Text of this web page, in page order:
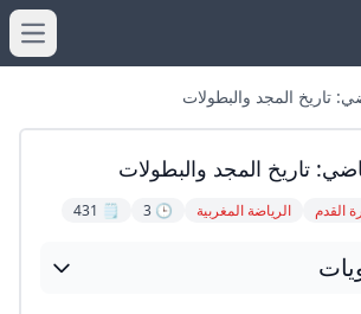
تاريخ المجد والبطولات
تاريخ المجد والبطولات
القدم الرياضة المغربية 🕒 3
🗒️ 431